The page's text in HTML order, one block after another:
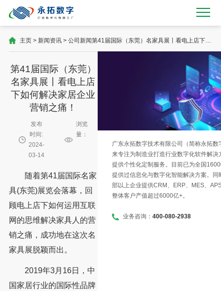
主页> 新闻资讯> 公司新闻第41届国际（东莞）名家具展丨看电上店下如
何解决家居企业营销之痛！
第41届国际（东莞）
名家具展丨看电上店
下如何解决家居企业
营销之痛！
发布
时间:
2024-
03-14
浏览
量：
随着第41届国际名家
具(东莞)展览会落幕，回
顾电上店下如何运用互联
网的思维解决家具人的营
销之痛，成功地在这次名
家具展脱颖而出。
2019年3月16日，中
国家居行业的国际性品牌
广东永拓数字技术有限公司（简称永拓
来专注为制造业打造行业数字化软件解决
提供个性化定制服务。目前已为全国
提供过信息化与数字化智能解决方案。
部以上企业提供CRM、ERP、MES、
整体客户产值超过6000亿+。
业务咨询： 400-080-2938